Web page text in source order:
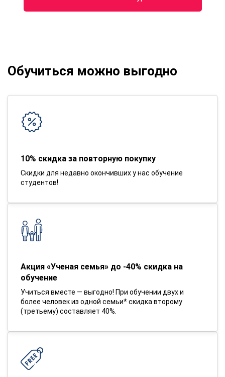
Обучиться можно выгодно
10% скидка за повторную покупку
Скидки для недавно окончивших у нас обучение
студентов!
Акция «Ученая семья» до -40% скидка на
обучение
Учиться вместе — выгодно! При обучении двух и
более человек из одной семьи* скидка второму
(третьему) составляет 40%.